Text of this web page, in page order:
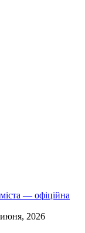
— офіційна
2026